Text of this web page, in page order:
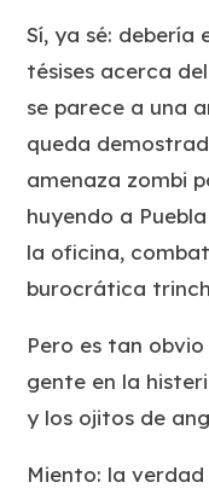
Sí, ya sé: debería
tésises acerca
se parece a una
queda
amenaza zombi
huyendo a
la oficina,
burocrática
Pero es tan
gente en la
y los ojitos de
Miento: la